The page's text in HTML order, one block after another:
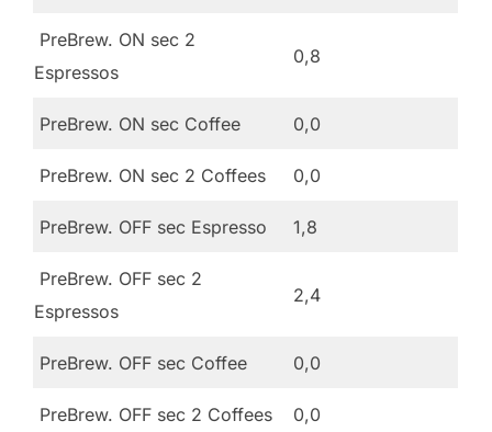
PreBrew. ON sec 2
Espressos
0,8
PreBrew. ON sec Coffee 0,0
PreBrew. ON sec 2 Coffees 0,0
PreBrew. OFF sec Espresso 1,8
PreBrew. OFF sec 2
Espressos
2,4
PreBrew. OFF sec Coffee 0,0
PreBrew. OFF sec 2 Coffees 0,0